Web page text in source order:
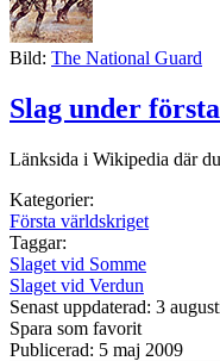
Bild: The National Guard
Slag under
Länksida i Wikipedia där
Kategorier:
Första världskriget
Taggar:
Slaget vid Somme
Slaget vid Verdun
Senast uppdaterad: 3
Spara som favorit
Publicerad: 5 maj 2009